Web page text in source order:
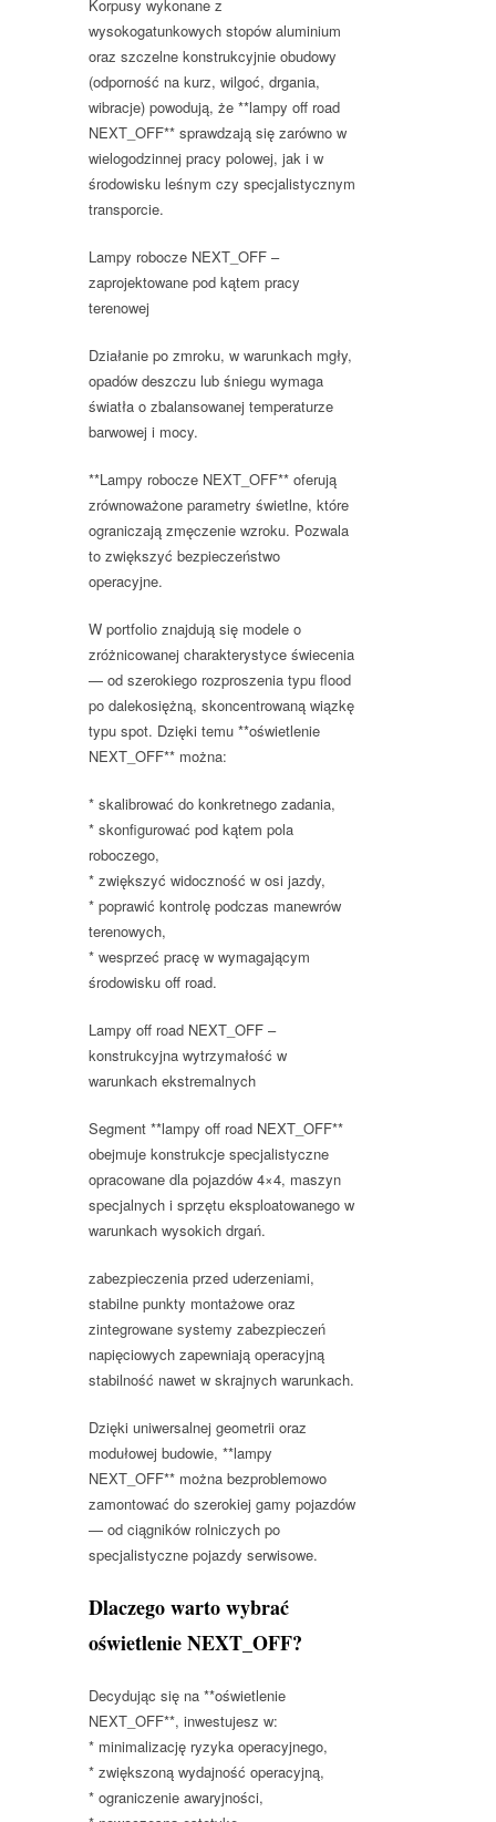
Korpusy wykonane z
wysokogatunkowych stopów aluminium
oraz szczelne konstrukcyjnie obudowy
(odporność na kurz, wilgoć, drgania,
wibracje) powodują, że **lampy off road
NEXT_OFF** sprawdzają się zarówno w
wielogodzinnej pracy polowej, jak i w
środowisku leśnym czy specjalistycznym
transporcie.
Lampy robocze NEXT_OFF –
zaprojektowane pod kątem pracy
terenowej
Działanie po zmroku, w warunkach mgły,
opadów deszczu lub śniegu wymaga
światła o zbalansowanej temperaturze
barwowej i mocy.
**Lampy robocze NEXT_OFF** oferują
zrównoważone parametry świetlne, które
ograniczają zmęczenie wzroku. Pozwala
to zwiększyć bezpieczeństwo
operacyjne.
W portfolio znajdują się modele o
zróżnicowanej charakterystyce świecenia
— od szerokiego rozproszenia typu flood
po dalekosiężną, skoncentrowaną wiązkę
typu spot. Dzięki temu **oświetlenie
NEXT_OFF** można:
* skalibrować do konkretnego zadania,
* skonfigurować pod kątem pola
roboczego,
* zwiększyć widoczność w osi jazdy,
* poprawić kontrolę podczas manewrów
terenowych,
* wesprzeć pracę w wymagającym
środowisku off road.
Lampy off road NEXT_OFF –
konstrukcyjna wytrzymałość w
warunkach ekstremalnych
Segment **lampy off road NEXT_OFF**
obejmuje konstrukcje specjalistyczne
opracowane dla pojazdów 4×4, maszyn
specjalnych i sprzętu eksploatowanego w
warunkach wysokich drgań.
zabezpieczenia przed uderzeniami,
stabilne punkty montażowe oraz
zintegrowane systemy zabezpieczeń
napięciowych zapewniają operacyjną
stabilność nawet w skrajnych warunkach.
Dzięki uniwersalnej geometrii oraz
modułowej budowie, **lampy
NEXT_OFF** można bezproblemowo
zamontować do szerokiej gamy pojazdów
— od ciągników rolniczych po
specjalistyczne pojazdy serwisowe.
Dlaczego warto wybrać
oświetlenie NEXT_OFF?
Decydując się na **oświetlenie
NEXT_OFF**, inwestujesz w:
* minimalizację ryzyka operacyjnego,
* zwiększoną wydajność operacyjną,
* ograniczenie awaryjności,